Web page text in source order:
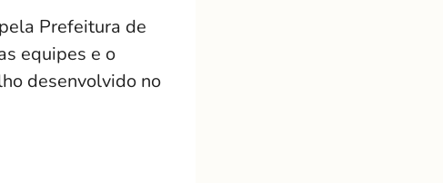
Prefeitura de
equipes e o
desenvolvido no